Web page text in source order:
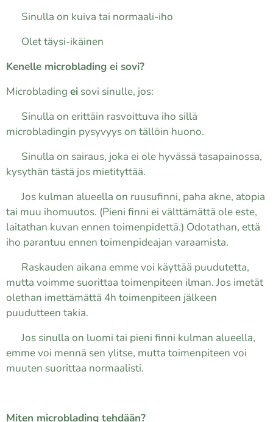
✔ Sinulla on kuiva tai normaali-iho
✔Olet täysi-ikäinen
Kenelle microblading ei sovi?
Microblading ei sovi sinulle, jos:
✔ Sinulla on erittäin rasvoittuva iho sillä
microbladingin pysyvyys on tällöin huono.
✔ Sinulla on sairaus, joka ei ole hyvässä tasapainossa,
kysythän tästä jos mietityttää.
✔ Jos kulman alueella on ruusufinni, paha akne, atopia
tai muu ihomuutos. (Pieni finni ei välttämättä ole este,
laitathan kuvan ennen toimenpidettä.) Odotathan, että
iho parantuu ennen toimenpideajan varaamista.
✔ Raskauden aikana emme voi käyttää puudutetta,
mutta voimme suorittaa toimenpiteen ilman. Jos imetät
olethan imettämättä 4h toimenpiteen jälkeen
puudutteen takia.
✔ Jos sinulla on luomi tai pieni finni kulman alueella,
emme voi mennä sen ylitse, mutta toimenpiteen voi
muuten suorittaa normaalisti.
Miten microblading tehdään?